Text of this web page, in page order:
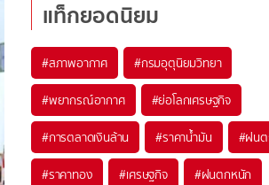
แท็กยอดนิยม
#สภาพอากาศ #กรมอุตุนิยมวิทยา
#พยากรณ์อากาศ #ย่อโลกเศรษฐกิจ
#การตลาดเงินล้าน #ราคาน้ำมัน #ฝน
#ราคาทอง #เศรษฐกิจ #ฝนตกหนัก